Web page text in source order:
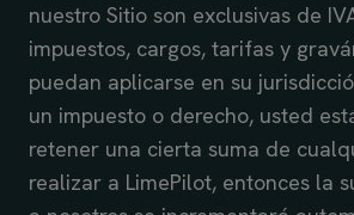
nuestro Sitio son exclusivas de
impuestos, cargos, tarifas y
puedan aplicarse en su
un impuesto o derecho, usted
retener una cierta suma de
realizar a LimePilot, entonces la